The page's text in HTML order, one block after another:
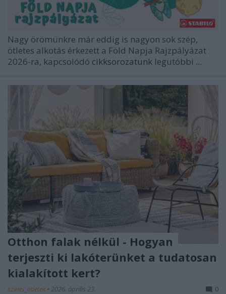
Nagy örömünkre már eddig is nagyon sok szép,
ötletes alkotás érkezett a Föld Napja Rajzpályázat
2026-ra, kapcsolódó cikksorozatunk legutóbbi ...
Otthon falak nélkül - Hogyan
terjeszti ki lakóterünket a tudatosan
kialakított kert?
színes_ötletek • 2026. április 23. 0